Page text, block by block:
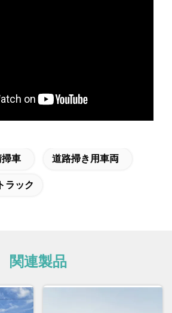
車 道路掃き用車両
ラック
関連製品